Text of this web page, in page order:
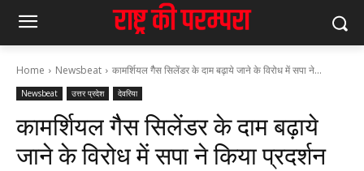
Home Newsbeat कामर्शियल गैैस सिलेंडर के दाम बढ़ाये जाने के विरोध में सपा ने...
Newsbeat उत्तर प्रदेश देवरिया
कामर्शियल गैैस सिलेंडर के दाम बढ़ाये
जाने के विरोध में सपा ने किया प्रदर्शन